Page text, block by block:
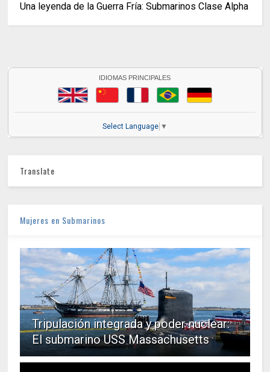
Una leyenda de la Guerra Fría: Submarinos Clase Alpha
IDIOMAS PRINCIPALES
Select Language ▼
Translate
Mujeres en Submarinos
Tripulación integrada y poder nuclear:
El submarino USS Massachusetts